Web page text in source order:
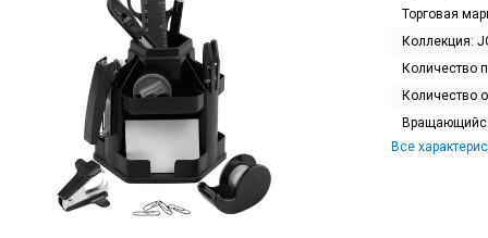
Торговая
Коллекция:
Количество
Количество
Все